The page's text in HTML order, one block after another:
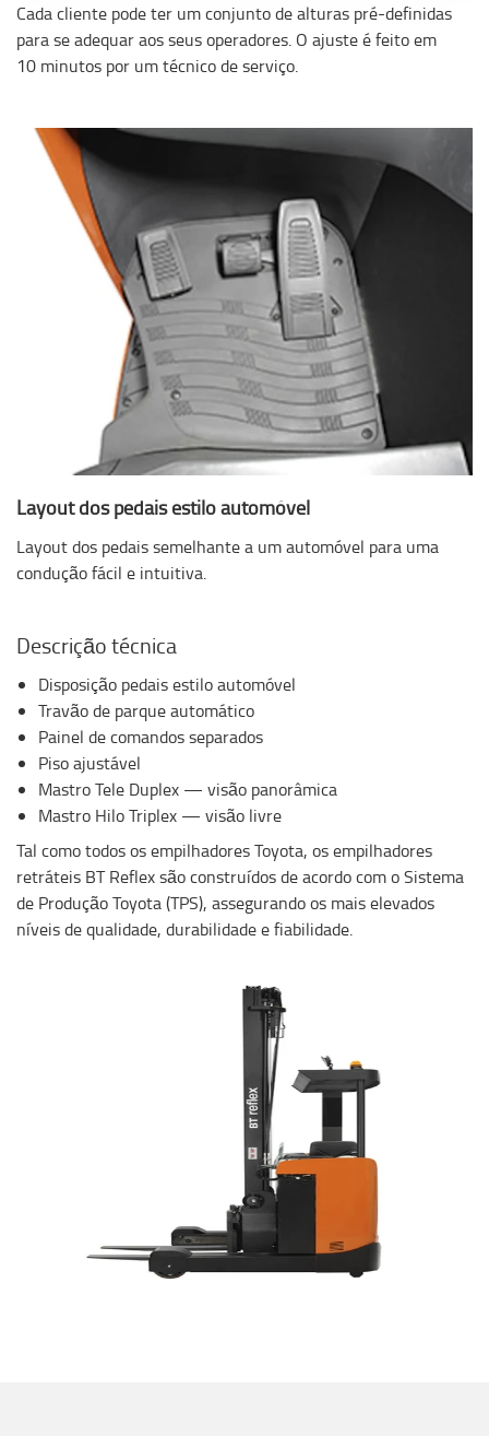
Cada cliente pode ter um conjunto de alturas pré-definidas
para se adequar aos seus operadores. O ajuste é feito em
10 minutos por um técnico de serviço.
Layout dos pedais estilo automóvel
Layout dos pedais semelhante a um automóvel para uma
condução fácil e intuitiva.
Descrição técnica
Disposição pedais estilo automóvel
Travão de parque automático
Painel de comandos separados
Piso ajustável
Mastro Tele Duplex — visão panorâmica
Mastro Hilo Triplex — visão livre
Tal como todos os empilhadores Toyota, os empilhadores
retráteis BT Reflex são construídos de acordo com o Sistema
de Produção Toyota (TPS), assegurando os mais elevados
níveis de qualidade, durabilidade e fiabilidade.